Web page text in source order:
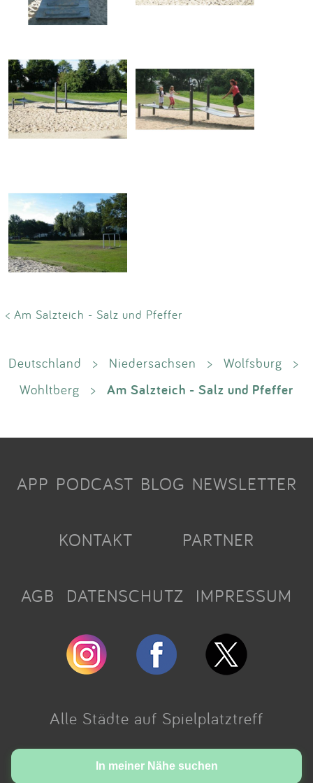
< Am Salzteich - Salz und Pfeffer
Deutschland > Niedersachsen > Wolfsburg
>
Wohltberg
> Am Salzteich - Salz und Pfeffer
In meiner Nähe suchen
APP PODCAST BLOG NEWSLETTER
KONTAKT PARTNER
AGB DATENSCHUTZ IMPRESSUM
Alle Städte auf Spielplatztreff
Made with love in Cologne.